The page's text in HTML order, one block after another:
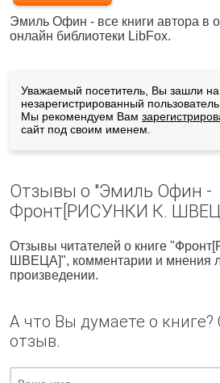
Эмиль Офин - все книги автора в
онлайн библиотеки LibFox.
Уважаемый посетитель, Вы зашли на
незарегистрированный пользователь.
Мы рекомендуем Вам
сайт под своим именем.
Отзывы о "Эмиль Офин -
Фронт[РИСУНКИ К.
Отзывы читателей о книге
ШВЕЦА]", комментарии и мнения
произведении.
А что Вы думаете о книге?
отзыв.